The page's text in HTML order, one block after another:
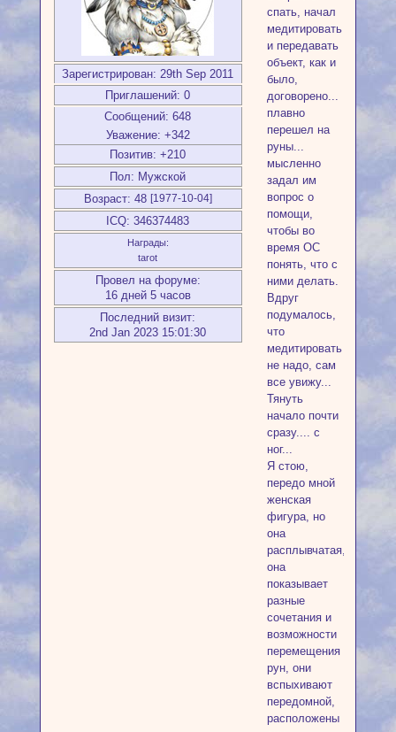
Зарегистрирован: 29th Sep 2011
Приглашений: 0
Сообщений: 648
Уважение: +342
Позитив: +210
Пол: Мужской
Возраст: 48 [1977-10-04]
ICQ: 346374483
Награды:
tarot
Провел на форуме:
16 дней 5 часов
Последний визит:
2nd Jan 2023 15:01:30
спать, начал
медитировать
и передавать
объект, как и
было,
договорено...
плавно
перешел на
руны...
мысленно
задал им
вопрос о
помощи,
чтобы во
время ОС
понять, что с
ними делать.
Вдруг
подумалось,
что
медитировать
не надо, сам
все увижу...
Тянуть
начало почти
сразу.... с
ног...
Я стою,
передо мной
женская
фигура, но
она
расплывчатая,
она
показывает
разные
сочетания и
возможности
перемещения
рун, они
вспыхивают
передомной,
расположены